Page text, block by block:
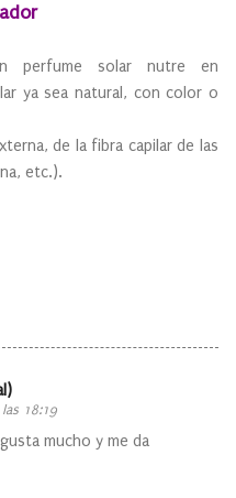
perfume solar nutre en
ya sea natural, con color o
de la fibra capilar de las
etc.).
18:19
mucho y me da